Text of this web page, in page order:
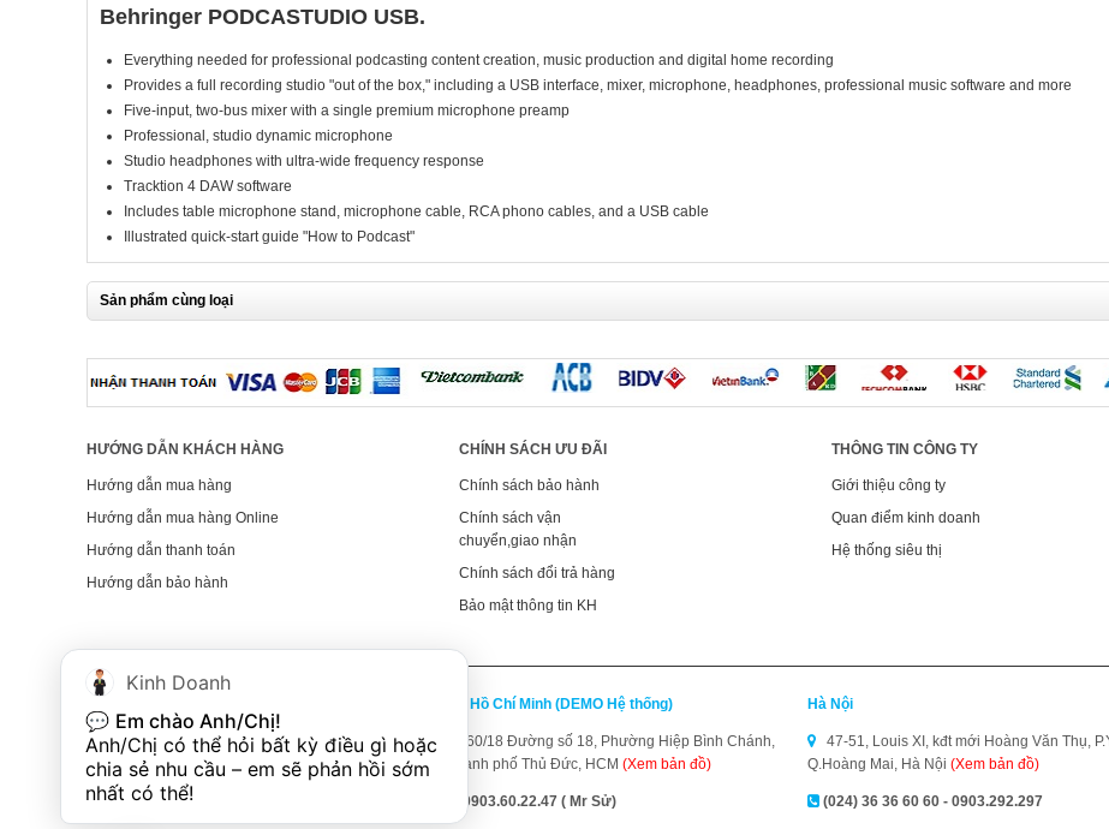
Behringer PODCASTUDIO USB.
Everything needed for professional podcasting content creation, music production and digital home recording
Provides a full recording studio "out of the box," including a USB interface, mixer, microphone, headphones, professional music software and more
Five-input, two-bus mixer with a single premium microphone preamp
Professional, studio dynamic microphone
Studio headphones with ultra-wide frequency response
Tracktion 4 DAW software
Includes table microphone stand, microphone cable, RCA phono cables, and a USB cable
Illustrated quick-start guide "How to Podcast"
Sản phẩm cùng loại
HƯỚNG DẪN KHÁCH HÀNG
Hướng dẫn mua hàng
Hướng dẫn mua hàng Online
Hướng dẫn thanh toán
Hướng dẫn bảo hành
CHÍNH SÁCH ƯU ĐÃI
Chính sách bảo hành
Chính sách vận
chuyển,giao nhận
Chính sách đổi trả hàng
Bảo mật thông tin KH
THÔNG TIN CÔNG TY
Giới thiệu công ty
Quan điểm kinh doanh
Hệ thống siêu thị
365 Điện Biên Phủ, P4, Q3, TP. Hồ Chí Minh(Xem
bản đồ)
(028)38.329.329 - 0903.60.22.46
TP. Hồ Chí Minh (DEMO Hệ thống)
60/18 Đường số 18, Phường Hiệp Bình Chánh,
Thành phố Thủ Đức, HCM (Xem bản đồ)
0903.60.22.47 ( Mr Sử)
Hà Nội
47-51, Louis XI, kđt mới Hoàng Văn Thụ,
Q.Hoàng Mai, Hà Nội (Xem bản đồ)
(024) 36 36 60 60 - 0903.292.297
Kinh Doanh
💬 Em chào Anh/Chị!
Anh/Chị có thể hỏi bất kỳ điều gì hoặc
chia sẻ nhu cầu – em sẽ phản hồi sớm
nhất có thể!